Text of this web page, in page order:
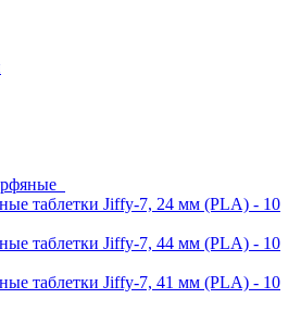
таблетки Jiffy-7, 24 мм (PLA) - 10
таблетки Jiffy-7, 44 мм (PLA) - 10
таблетки Jiffy-7, 41 мм (PLA) - 10